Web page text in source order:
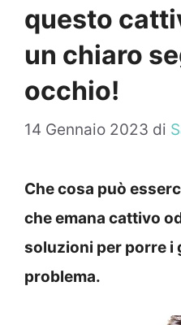
questo
un chiaro
occhio!
14 Gennaio 2023 di
Che cosa può
che emana cattivo
soluzioni per porre i
problema.